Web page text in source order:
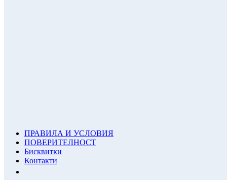
ПРАВИЛА И УСЛОВИЯ
ПОВЕРИТЕЛНОСТ
Бисквитки
Контакти